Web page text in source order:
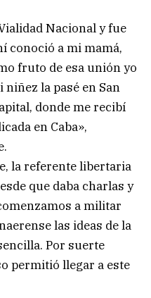
Nacional y fue
conoció a mi mamá,
fruto de esa unión yo
la pasé en San
donde me recibí
en Caba»,
la referente libertaria
que daba charlas y
a militar
las ideas de la
Por suerte
permitió llegar a este